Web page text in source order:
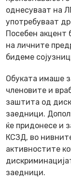
однесуваат на
употребуваат
Посебен акцент
на личните
бидеме
Обуката имаше
членовите и
заштита од
заедници.
ќе придонесе и
КСЗД, во
активностите
заедници.